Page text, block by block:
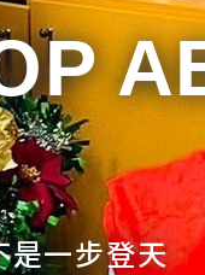
是一步登天